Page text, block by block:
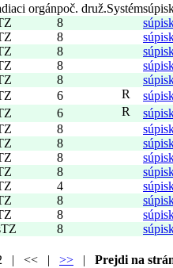
orgánpoč. druž.Systém
8
8
8
8
8
6 R
6 R
8
8
8
8
4
8
8
8
| << | >> | Prejdi na